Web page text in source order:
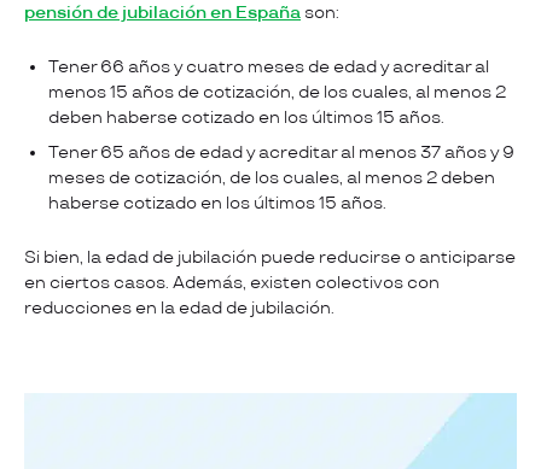
pensión de jubilación en España son:
Tener 66 años y cuatro meses de edad y acreditar al
menos 15 años de cotización, de los cuales, al menos 2
deben haberse cotizado en los últimos 15 años.
Tener 65 años de edad y acreditar al menos 37 años y 9
meses de cotización, de los cuales, al menos 2 deben
haberse cotizado en los últimos 15 años.
Si bien, la edad de jubilación puede reducirse o anticiparse
en ciertos casos. Además, existen colectivos con
reducciones en la edad de jubilación.